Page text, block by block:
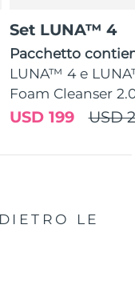
Set LUNA™ 4
Pacchetto
LUNA™ 4 e
Foam Cleanser
USD
USD 199
LE